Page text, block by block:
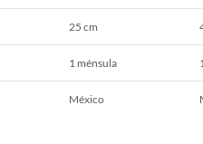
25 cm
1 ménsula
México